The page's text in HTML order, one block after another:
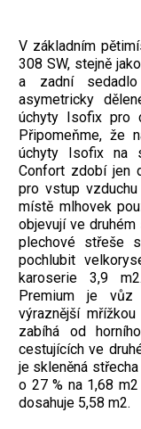
V základním
308 SW, stejně
a zadní
asymetricky
úchyty Isofix pro
Připomeňme, že
úchyty Isofix na
Confort zdobí jen
pro vstup
místě mlhovek
objevují ve
plechové střeše
pochlubit
karoserie 3,9
Premium je vůz
výraznější
zabíhá od
cestujících ve
je skleněná
o 27 % na 1,68
dosahuje 5,58 m2.